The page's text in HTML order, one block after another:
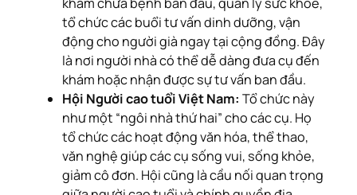
tổ chức các buổi tư vấn dinh dưỡng, vận
động cho người già ngay tại cộng đồng. Đây
là nơi người nhà có thể dễ dàng đưa cụ đến
khám hoặc nhận được sự tư vấn ban đầu.
Hội Người cao tuổi Việt Nam: Tổ chức này
như một “ngôi nhà thứ hai” cho các cụ. Họ
tổ chức các hoạt động văn hóa, thể thao,
văn nghệ giúp các cụ sống vui, sống khỏe,
giảm cô đơn. Hội cũng là cầu nối quan trọng